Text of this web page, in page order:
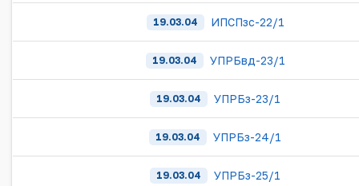
19.03.04 ИПСПзс-22/1
19.03.04 УПРБвд-23/1
19.03.04 УПРБз-23/1
19.03.04 УПРБз-24/1
19.03.04 УПРБз-25/1